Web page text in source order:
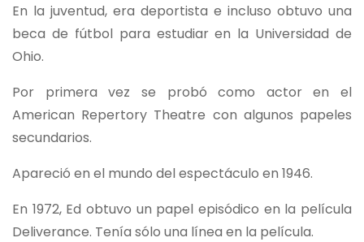
En la juventud, era deportista e incluso obtuvo una
beca de fútbol para estudiar en la Universidad de
Ohio.
Por primera vez se probó como actor en el
American Repertory Theatre con algunos papeles
secundarios.
Apareció en el mundo del espectáculo en 1946.
En 1972, Ed obtuvo un papel episódico en la película
Deliverance. Tenía sólo una línea en la película.